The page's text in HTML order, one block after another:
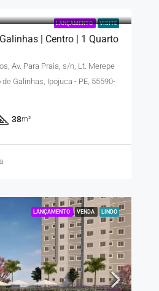
LANÇAMENTO VISITE
| Centro | 1 Quarto
Av. Para Praia, s/n, Lt. Merepe
Galinhas, Ipojuca - PE, 55590-
38m²
LANÇAMENTO VENDA LINDO